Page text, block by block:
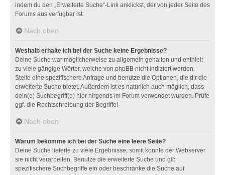
indem du den „Erweiterte Suche“-Link anklickst, der von jeder Seite des
Forums aus verfügbar ist.
Nach oben
Weshalb erhalte ich bei der Suche keine Ergebnisse?
Deine Suche war möglicherweise zu allgemein gehalten und enthielt
zu viele gängige Wörter, welche von phpBB nicht indiziert werden.
Stelle eine spezifischere Anfrage und benutze die Optionen, die dir die
erweiterte Suche bietet. Außerdem ist es natürlich auch möglich, dass
dein(e) Suchbegriff(e) hier nirgends im Forum verwendet wurden. Prüfe
ggf. die Rechtschreibung der Begriffe!
Nach oben
Warum bekomme ich bei der Suche eine leere Seite?
Deine Suche lieferte zu viele Ergebnisse, somit konnte der Webserver
sie nicht verarbeiten. Benutze die erweiterte Suche und gib
spezifischere Suchbegriffe ein oder beschränke die Suche auf